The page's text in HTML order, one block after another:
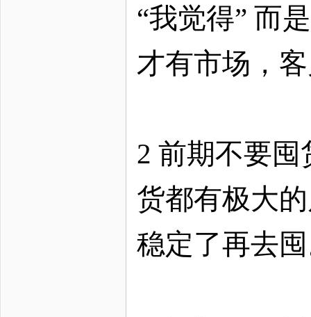
“我觉得” 而
才有市场，
2 前期不要
货都有极大
稳定了再去